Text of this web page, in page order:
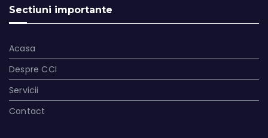
Sectiuni importante
Acasa
Despre CCI
Servicii
Contact